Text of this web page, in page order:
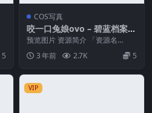
5
COS写真
咬一口兔娘ovo – 碧蓝档案·
妃咲&胭脂 [85P1V-1.71G]
预览图片 资源简介 「资源名
称」：咬一口兔娘ovo – 碧蓝档案·
妃咲&...
3 年前 2.7K 5
VIP